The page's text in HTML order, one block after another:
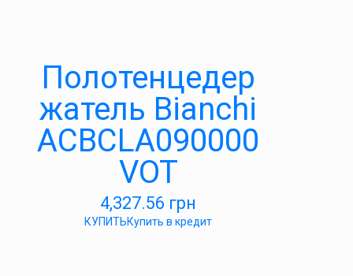
Полотенцедер
жатель Bianchi
ACBCLA090000
VOT
4,327.56 грн
КУПИТЬКупить в кредит